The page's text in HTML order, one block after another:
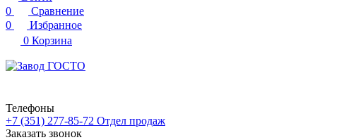
0
Сравнение
0
Избранное
0 Корзина
Телефоны
+7 (351) 277-85-72 Отдел продаж
Заказать звонок